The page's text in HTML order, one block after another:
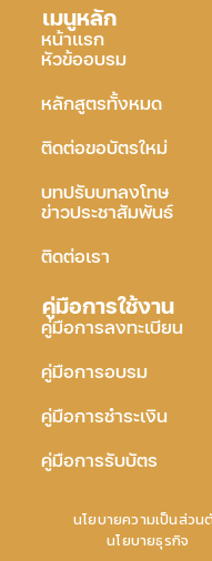
เมนูหลัก
หน้าแรก
หัวข้ออบรม
หลักสูตรทั้งหมด
ติดต่อขอบัตรใหม่
บทปรับบทลงโทษ
ข่าวประชาสัมพันธ์
ติดต่อเรา
คู่มือการใช้งาน
คู่มือการลงทะเบียน
คู่มือการอบรม
คู่มือการชำระเงิน
คู่มือการรับบัตร
นโยบายความเป็นส่วน
นโยบายธุรกิจ